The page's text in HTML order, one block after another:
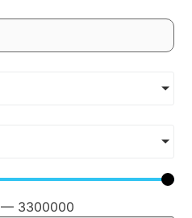
— 3300000